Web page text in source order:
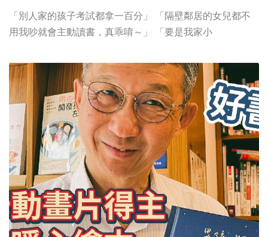
「別人家的孩子考試都拿一百分」 「隔壁鄰居的女兒都不
用我吵就會主動讀書，真乖唷～」 「要是我家小